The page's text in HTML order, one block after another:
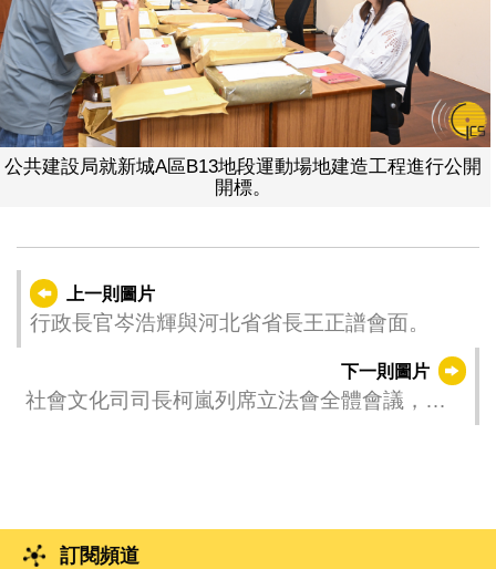
公共建設局就新城A區B13地段運動場地建造工程進行公開
開標。
上一則圖片
行政長官岑浩輝與河北省省長王正譜會面。
下一則圖片
社會文化司司長柯嵐列席立法會全體會議，回
訂閱頻道